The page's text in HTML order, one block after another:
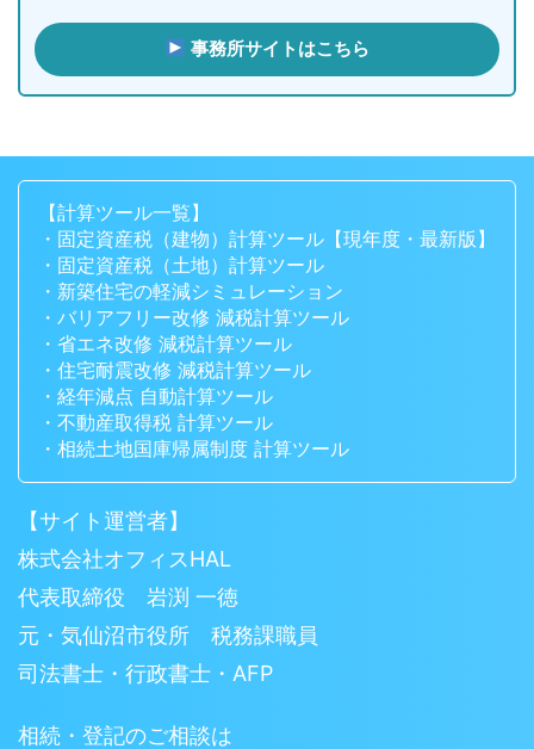
事務所サイトはこちら
【計算ツール一覧】
・固定資産税（建物）計算ツール【現年度・最新版】
・固定資産税（土地）計算ツール
・新築住宅の軽減シミュレーション
・バリアフリー改修 減税計算ツール
・省エネ改修 減税計算ツール
・住宅耐震改修 減税計算ツール
・経年減点 自動計算ツール
・不動産取得税 計算ツール
・相続土地国庫帰属制度 計算ツール
【サイト運営者】
株式会社オフィスHAL
代表取締役 岩渕 一徳
元・気仙沼市役所 税務課職員
司法書士・行政書士・AFP
相続・登記のご相談は